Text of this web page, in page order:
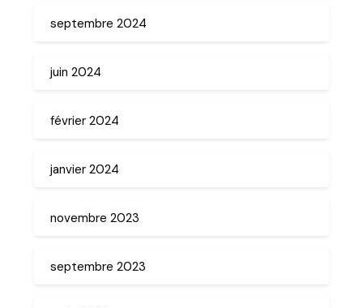
septembre 2024
juin 2024
février 2024
janvier 2024
novembre 2023
septembre 2023